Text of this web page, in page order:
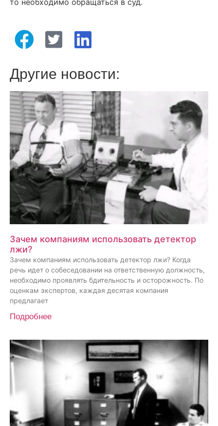
то необходимо обращаться в суд.
Другие новости:
Зачем компаниям использовать детектор
лжи?
Зачем компаниям использовать детектор лжи? Когда
речь идет о собеседовании на ответственную должность,
необходимо проявлять бдительность и осторожность. По
оценкам экспертов, каждая десятая компания
предлагает
Подробнее